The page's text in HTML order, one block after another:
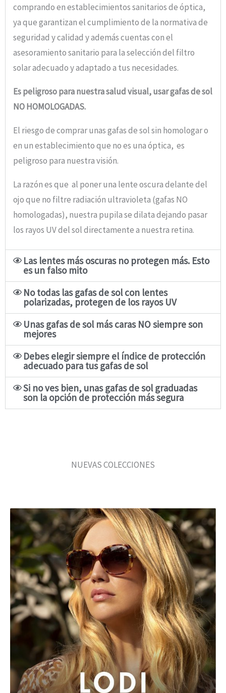
comprando en establecimientos sanitarios de óptica,
ya que garantizan el cumplimiento de la normativa de
seguridad y calidad y además cuentas con el
asesoramiento sanitario para la selección del filtro
solar adecuado y adaptado a tus necesidades.
Es peligroso para nuestra salud visual, usar gafas de sol
NO HOMOLOGADAS.
El riesgo de comprar unas gafas de sol sin homologar o
en un establecimiento que no es una óptica, es
peligroso para nuestra visión.
La razón es que al poner una lente oscura delante del
ojo que no filtre radiación ultravioleta (gafas NO
homologadas), nuestra pupila se dilata dejando pasar
los rayos UV del sol directamente a nuestra retina.
Las lentes más oscuras no protegen más. Esto
es un falso mito
No todas las gafas de sol con lentes
polarizadas, protegen de los rayos UV
Unas gafas de sol más caras NO siempre son
mejores
Debes elegir siempre el índice de protección
adecuado para tus gafas de sol
Si no ves bien, unas gafas de sol graduadas
son la opción de protección más segura
NUEVAS COLECCIONES